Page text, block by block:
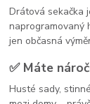
Drátová sekačka
naprogramovaný
jen občasná
✅ Máte
Husté sady,